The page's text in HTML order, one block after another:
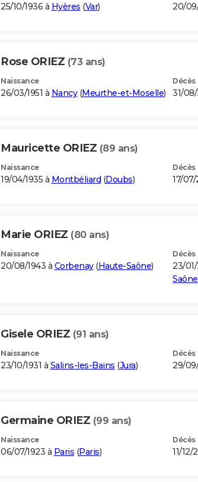
25/10/1936 à Hyères (Var) 20/
Rose ORIEZ (73 ans)
Naissance
26/03/1951 à Nancy(Meurthe-et-Moselle)
Décès
31/
Mauricette ORIEZ (89 ans)
Naissance
19/04/1935 à Montbéliard (Doubs)
Décès
17/
Marie ORIEZ (80 ans)
Naissance
20/08/1943 à Corbenay(Haute-Saône)
Décès
23/
Saône
Gisele ORIEZ (91 ans)
Naissance
23/10/1931 à Salins-les-Bains (Jura)
Décès
29/
Germaine ORIEZ (99 ans)
Naissance
06/07/1923 à Paris (Paris)
Décès
11/12/